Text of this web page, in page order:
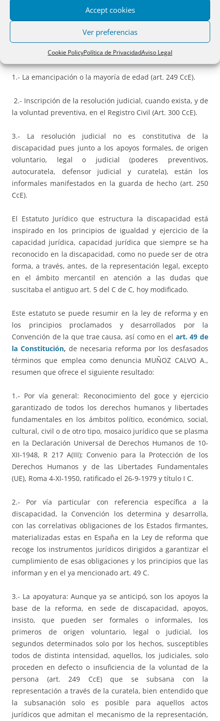
Accept cookies
Ver preferencias
Cookie PolicyPolítica de PrivacidadAviso Legal
4.- Vulneraria el principio de igualdad.
Sonrequisitos de la discapacidad, además de las causas
que la determinan:
1.- La emancipación o la mayoría de edad (art. 249 CcE).
2.- Inscripción de la resolución judicial, cuando exista, y de
la voluntad preventiva, en el Registro Civil (Art. 300 CcE).
3.- La resolución judicial no es constitutiva de la
discapacidad pues junto a los apoyos formales, de origen
voluntario, legal o judicial (poderes preventivos,
autocuratela, defensor judicial y curatela), están los
informales manifestados en la guarda de hecho (art. 250
CcE).
El Estatuto Jurídico que estructura la discapacidad está
inspirado en los principios de igualdad y ejercicio de la
capacidad jurídica, capacidad jurídica que siempre se ha
reconocido en la discapacidad, como no puede ser de otra
forma, a través, antes, de la representación legal, excepto
en el ámbito mercantil en atención a las dudas que
suscitaba el antiguo art. 5 del C de C, hoy modificado.
Este estatuto se puede resumir en la ley de reforma y en
los principios proclamados y desarrollados por la
Convención de la que trae causa, así como en el art. 49 de
la Constitución, de necesaria reforma por los desfasados
términos que emplea como denuncia MUÑOZ CALVO A.,
resumen que ofrece el siguiente resultado:
1.- Por vía general: Reconocimiento del goce y ejercicio
garantizado de todos los derechos humanos y libertades
fundamentales en los ámbitos político, económico, social,
cultural, civil o de otro tipo, mosaico jurídico que se plasma
en la Declaración Universal de Derechos Humanos de 10-
XII-1948, R 217 A(III); Convenio para la Protección de los
Derechos Humanos y de las Libertades Fundamentales
(UE), Roma 4-XI-1950, ratificado el 26-9-1979 y título I C.
2.- Por vía particular con referencia específica a la
discapacidad, la Convención los determina y desarrolla,
con las correlativas obligaciones de los Estados firmantes,
materializadas estas en España en la Ley de reforma que
recoge los instrumentos jurídicos dirigidos a garantizar el
cumplimiento de esas obligaciones y los principios que las
informan y en el ya mencionado art. 49 C.
3.- La apoyatura: Aunque ya se anticipó, son los apoyos la
base de la reforma, en sede de discapacidad, apoyos,
insisto, que pueden ser formales o informales, los
primeros de origen voluntario, legal o judicial, los
segundos determinados solo por los hechos, susceptibles
todos de distinta intensidad, aquellos, los judiciales, solo
proceden en defecto o insuficiencia de la voluntad de la
persona (art. 249 CcE) que se subsana con la
representación a través de la curatela, bien entendido que
la subsanación solo es posible para aquellos actos
jurídicos que admitan el mecanismo de la representación,